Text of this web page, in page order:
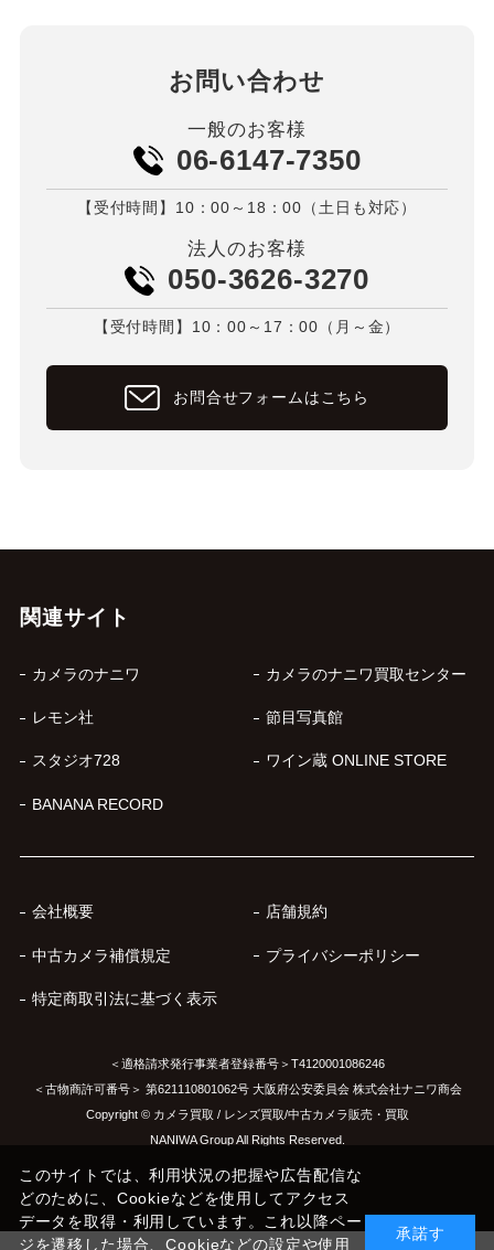
お問い合わせ
一般のお客様
06-6147-7350
【受付時間】10：00～18：00（土日も対応）
法人のお客様
050-3626-3270
【受付時間】10：00～17：00（月～金）
お問合せフォームはこちら
関連サイト
カメラのナニワ カメラのナニワ買取センター
レモン社 節目写真館
スタジオ728 ワイン蔵 ONLINE STORE
BANANA RECORD
会社概要 店舗規約
中古カメラ補償規定 プライバシーポリシー
特定商取引法に基づく表示
＜適格請求発行事業者登録番号＞T4120001086246
＜古物商許可番号＞ 第621110801062号 大阪府公安委員会 株式会社ナニワ商会
Copyright © カメラ買取 / レンズ買取/中古カメラ販売・買取
NANIWA Group All Rights Reserved.
このサイトでは、利用状況の把握や広告配信な
どのために、Cookieなどを使用してアクセス
データを取得・利用しています。これ以降ペー
ジを遷移した場合、Cookieなどの設定や使用
承諾す